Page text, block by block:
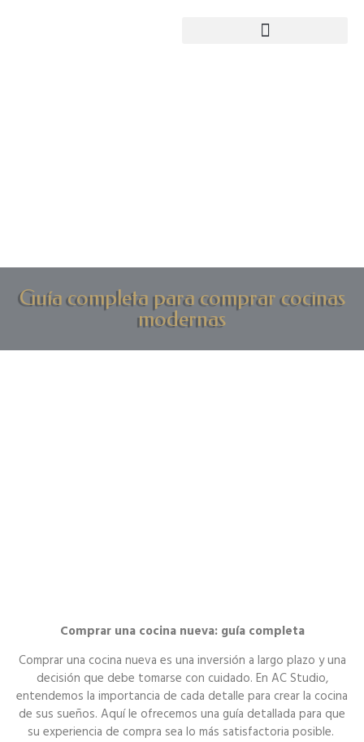
Guía completa para comprar cocinas
modernas
Comprar una cocina nueva: guía completa
Comprar una cocina nueva es una inversión a largo plazo y una
decisión que debe tomarse con cuidado. En AC Studio,
entendemos la importancia de cada detalle para crear la cocina
de sus sueños. Aquí le ofrecemos una guía detallada para que
su experiencia de compra sea lo más satisfactoria posible.